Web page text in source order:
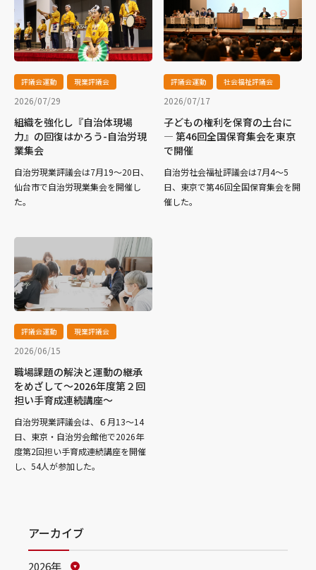
評議会運動 現業評議会
2026/07/29
組織を強化し『自治体現場
力』の回復はかろう-自治労現
業集会
自治労現業評議会は7月19～20日、
仙台市で自治労現業集会を開催し
た。
評議会運動 社会福祉評議会
2026/07/17
子どもの権利を保育の土台に
― 第46回全国保育集会を東京
で開催
自治労社会福祉評議会は7月4～5
日、東京で第46回全国保育集会を開
催した。
評議会運動 現業評議会
2026/06/15
職場課題の解決と運動の継承
をめざして～2026年度第２回
担い手育成連続講座～
自治労現業評議会は、６月13～14
日、東京・自治労会館他で2026年
度第2回担い手育成連続講座を開催
し、54人が参加した。
アーカイブ
2026年